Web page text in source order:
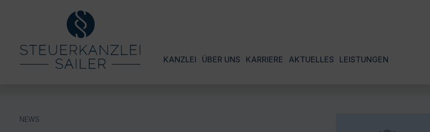
KANZLEI ÜBER UNS KARRIERE AKTUELLES LEISTUNGEN
NEWS